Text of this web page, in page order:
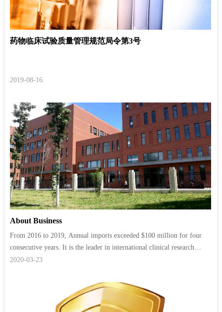
药物临床试验质量管理规范局令第3号
2019-08-16
About Business
From 2016 to 2019, Annual imports exceeded $100 million for four
consecutive years. It is the leader in international clinical research
import and export service.
2020-03-23